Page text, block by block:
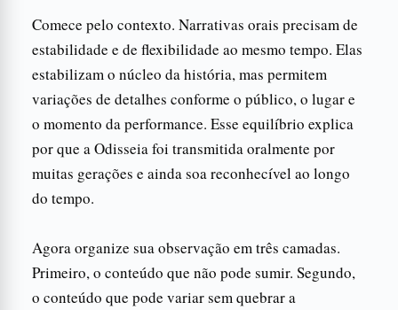
Comece pelo contexto. Narrativas orais precisam de
estabilidade e de flexibilidade ao mesmo tempo. Elas
estabilizam o núcleo da história, mas permitem
variações de detalhes conforme o público, o lugar e
o momento da performance. Esse equilíbrio explica
por que a Odisseia foi transmitida oralmente por
muitas gerações e ainda soa reconhecível ao longo
do tempo.
Agora organize sua observação em três camadas.
Primeiro, o conteúdo que não pode sumir. Segundo,
o conteúdo que pode variar sem quebrar a